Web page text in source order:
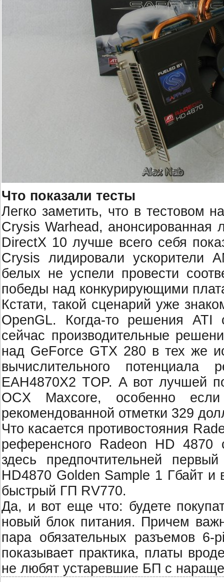
Что показали тесты
Легко заметить, что в тестовом
Crysis Warhead,
DirectX 10 лучше всего себя
Crysis лидировали ускорители
белых не успели провести
победы над конкурирующими
Кстати, такой сценарий уже
OpenGL. Когда-то решения ATI
сейчас производительные
над GeForce GTX 280 в тех же
вычислительного
EAH4870X2 TOP. А вот лучшей
OCX Maxcore, особенно
рекомендованной отметки 329
Что касается противостояния
референсного Radeon HD
здесь предпочтительней
HD4870 Golden Sample 1 Гбайт
быстрый ГП RV770.
Да, и вот еще что: будете
новый блок питания. Причем
пара обязательных разъемов
показывает практика, платы
не любят устаревшие БП с